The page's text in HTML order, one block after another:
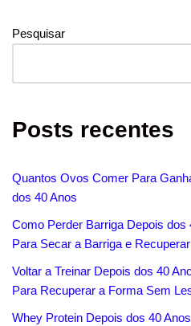
k
p
s
Pesquisar
Posts recentes
Quantos Ovos Comer Para
dos 40 Anos
Como Perder Barriga Depois
Para Secar a Barriga e
Voltar a Treinar Depois dos 40
Para Recuperar a Forma Sem
Whey Protein Depois dos 40